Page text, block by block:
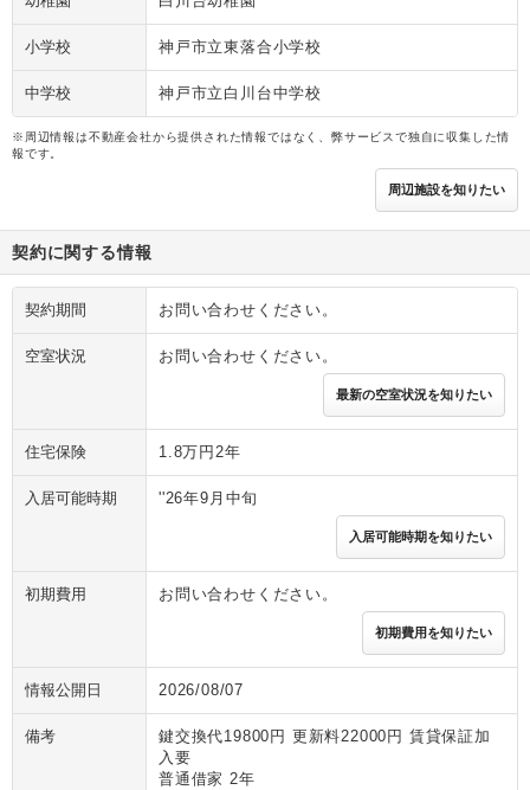
小学校 神戸市立東落合小学校
中学校 神戸市立白川台中学校
※周辺情報は不動産会社から提供された情報ではなく、弊サービスで独自に収集した情
報です。
周辺施設を知りたい
契約に関する情報
契約期間 お問い合わせください。
空室状況 お問い合わせください。
最新の空室状況を知りたい
住宅保険 1.8万円2年
入居可能時期 ''26年9月中旬
入居可能時期を知りたい
初期費用 お問い合わせください。
初期費用を知りたい
情報公開日 2026/08/07
備考
鍵交換代19800円 更新料22000円 賃貸保証加
入要
普通借家 2年